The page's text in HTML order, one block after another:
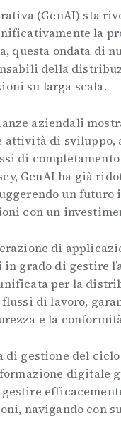
(GenAI) sta
la
questa ondata di
della
su larga scala.
aziendali
attività di sviluppo,
di
GenAI ha già
un futuro
con un
di
grado di gestire
per la
di lavoro,
e la
di gestione del
digitale
navigando con